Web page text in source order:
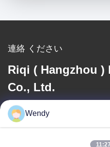
連絡 ください
Riqi ( Hangzhou
Co., Ltd.
メールWendy